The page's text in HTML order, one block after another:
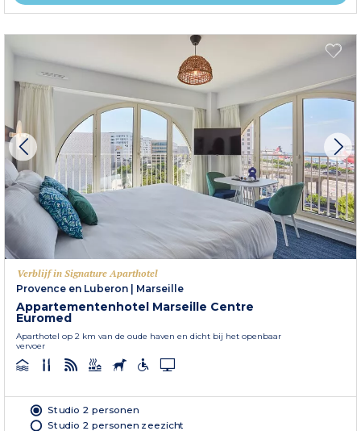
Verblijf in Signature Aparthotel
Provence en Luberon
Marseille
Appartementenhotel Marseille Centre
Euromed
Aparthotel op 2 km van de oude haven en dicht bij het openbaar
vervoer
Studio 2 personen
Studio 2 personen zeezicht